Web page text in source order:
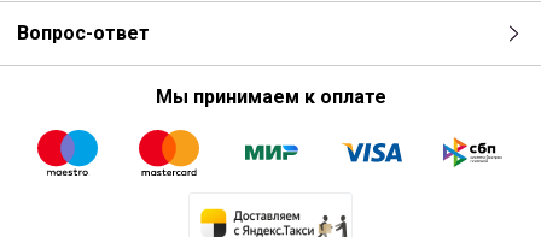
Вопрос-ответ
Мы принимаем к оплате